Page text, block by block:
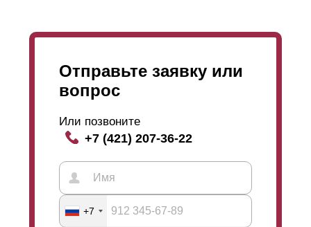
Данный вариант является базовым забором среди
брутальный. В этой модели относительно других
моделей нашей линейки меньше горизонтальных
линий и разнообразных изгибов, а больше ровных
поверхностей. Такой дизайн выглядит простым и
информацию иобъяснение.
Отправьте заявку или
вопрос
Или позвоните
+7 (421) 207-36-22
+7